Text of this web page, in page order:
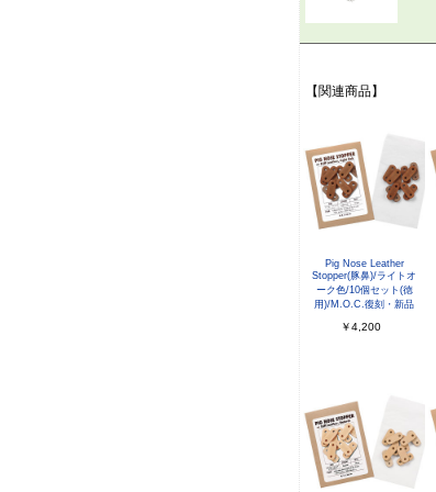
【関連商品】
Pig Nose Leather
Stopper(豚鼻)/ライトオ
ーク色/10個セット(徳
用)/M.O.C.復刻・新品
￥4,200